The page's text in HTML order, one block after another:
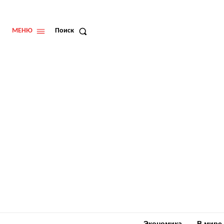
МЕНЮ Поиск